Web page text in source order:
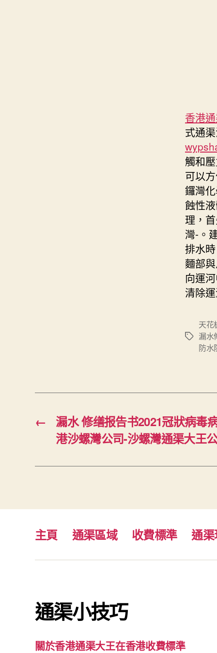
香港
式通
觸和
可以
鑼灣
蝕性
理，
灣-。
排水
麵部
向運
清除
Tags
天花
漏水
防水
←
漏水 修缮报告书2021冠狀病毒
港沙螺灣公司-沙螺灣通渠大王
主頁 通渠區域 收費標準 通
通渠小技巧
關於香港通渠大王在香港收費標準